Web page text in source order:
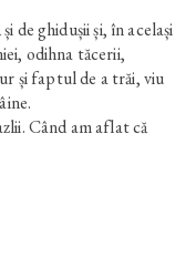
de ghidușii și, în același
odihna tăcerii,
și faptul de a trăi, viu
Când am aflat că
în numele stăpânilor